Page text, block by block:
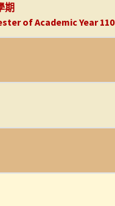
期
of Academic Year 110